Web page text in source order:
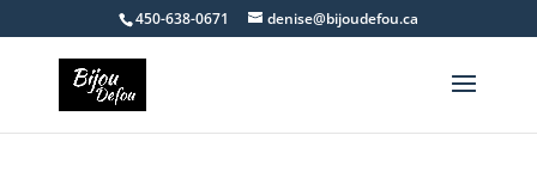
450-638-0671 denise@bijoudefou.ca